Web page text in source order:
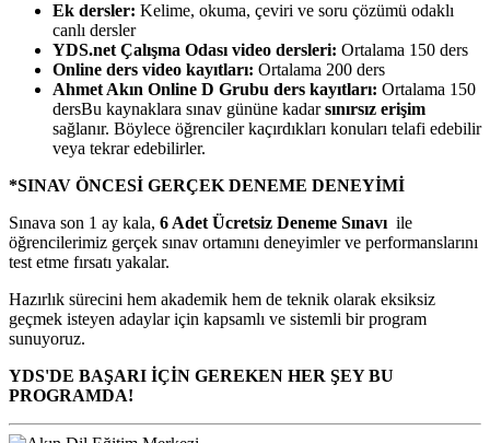
Ek dersler: Kelime, okuma, çeviri ve soru çözümü odaklı
canlı dersler
YDS.net Çalışma Odası video dersleri: Ortalama 150 ders
Online ders video kayıtları: Ortalama 200 ders
Ahmet Akın Online D Grubu ders kayıtları: Ortalama 150
dersBu kaynaklara sınav gününe kadarsınırsız erişim
sağlanır. Böylece öğrenciler kaçırdıkları konuları telafi edebilir
veya tekrar edebilirler.
*SINAV ÖNCESİ GERÇEK DENEME DENEYİMİ
Sınava son 1 ay kala, 6 Adet Ücretsiz Deneme Sınavı ile
öğrencilerimiz gerçek sınav ortamını deneyimler ve performanslarını
test etme fırsatı yakalar.
Hazırlık sürecini hem akademik hem de teknik olarak eksiksiz
geçmek isteyen adaylar için kapsamlı ve sistemli bir program
sunuyoruz.
YDS'DE BAŞARI İÇİN GEREKEN HER ŞEY BU
PROGRAMDA!